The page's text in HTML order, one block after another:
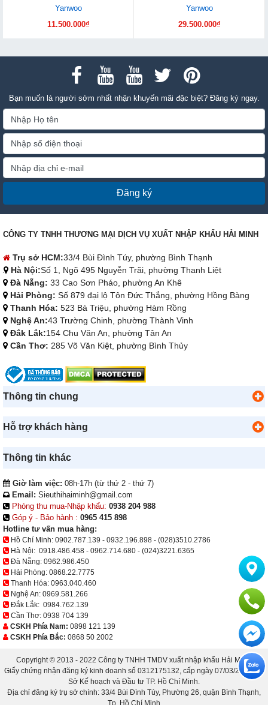
Yanwoo
11.500.000₫
Yanwoo
29.500.000₫
Bạn muốn là người sớm nhất nhận khuyến mãi đặc biệt? Đăng ký ngay.
Đăng ký
CÔNG TY TNHH THƯƠNG MẠI DỊCH VỤ XUẤT NHẬP KHẨU HẢI MINH
Trụ sở HCM:33/4 Bùi Đình Túy, phường Bình Thạnh
Hà Nội:Số 1, Ngõ 495 Nguyễn Trãi, phường Thanh Liệt
Đà Nẵng: 33 Cao Sơn Pháo, phường An Khê
Hải Phòng: Số 879 đại lộ Tôn Đức Thắng, phường Hồng Bàng
Thanh Hóa: 523 Bà Triệu, phường Hàm Rồng
Nghệ An:43 Trường Chinh, phường Thành Vinh
Đắk Lắk:154 Chu Văn An, phường Tân An
Cần Thơ: 285 Võ Văn Kiệt, phường Bình Thủy
Thông tin chung
Hỗ trợ khách hàng
Thông tin khác
Giờ làm việc: 08h-17h (từ thứ 2 - thứ 7)
Email: Sieuthihaiminh@gmail.com
Phòng thu mua-Nhập khẩu: 0938 204 988
Góp ý - Bảo hành : 0965 415 898
Hotline tư vấn mua hàng:
Hồ Chí Minh: 0902.787.139 - 0932.196.898 - (028)3510.2786
Hà Nội: 0918.486.458 - 0962.714.680 - (024)3221.6365
Đà Nẵng: 0962.986.450
Hải Phòng: 0868.22.7775
Thanh Hóa: 0963.040.460
Nghệ An: 0969.581.266
Đắk Lắk: 0984.762.139
Cần Thơ: 0938 704 139
CSKH Phía Nam: 0898 121 139
CSKH Phía Bắc: 0868 50 2002
Copyright © 2013 - 2022 Công ty TNHH TMDV xuất nhập khẩu Hải Minh.
Giấy chứng nhận đăng ký kinh doanh số 0312175132, cấp ngày 07/03/2013 bởi
Sở Kế hoạch và Đầu tư TP. Hồ Chí Minh.
Địa chỉ đăng ký trụ sở chính: 33/4 Bùi Đình Túy, Phường 26, quận Bình Thạnh,
Tp. Hồ Chí Minh